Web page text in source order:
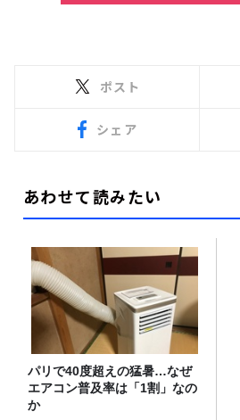
ポスト
シェア
あわせて読みたい
パリで40度超えの猛暑…なぜ
エアコン普及率は「1割」なの
か